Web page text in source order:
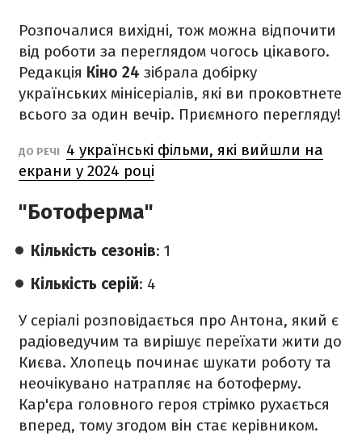
Розпочалися вихідні, тож можна відпочити
від роботи за переглядом чогось цікавого.
Редакція Кіно 24 зібрала добірку
українських мінісеріалів, які ви проковтнете
всього за один вечір. Приємного перегляду!
ДО РЕЧІ
4 українські фільми, які вийшли на
екрани у 2024 році
"Ботоферма"
Кількість сезонів: 1
Кількість серій: 4
У серіалі розповідається про Антона, який є
радіоведучим та вирішує переїхати жити до
Києва. Хлопець починає шукати роботу та
неочікувано натрапляє на ботоферму.
Кар'єра головного героя стрімко рухається
вперед, тому згодом він стає керівником.